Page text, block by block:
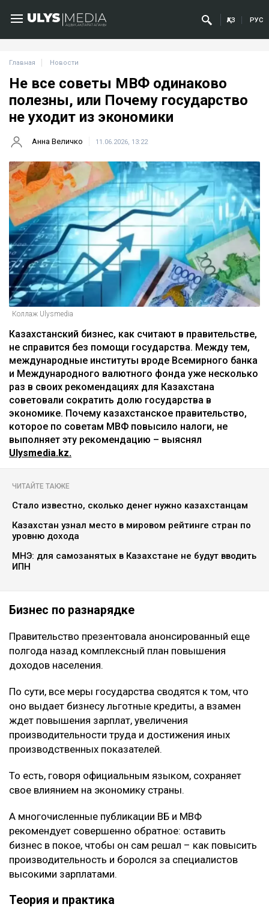
ҚАЗ РУС
Главная Новости
Не все советы МВФ одинаково
полезны, или Почему государство
не уходит из экономики
Анна Величко 11.06.2026, 13:22
Коллаж Ulysmedia
Казахстанский бизнес, как считают в правительстве,
не справится без помощи государства. Между тем,
международные институты вроде Всемирного банка
и Международного валютного фонда уже несколько
раз в своих рекомендациях для Казахстана
советовали сократить долю государства в
экономике. Почему казахстанское правительство,
которое по советам МВФ повысило налоги, не
выполняет эту рекомендацию – выяснял
Ulysmedia.kz.
ЧИТАЙТЕ ТАКЖЕ
Стало известно, сколько денег нужно казахстанцам
Казахстан узнал место в мировом рейтинге стран по
уровню дохода
МНЭ: для самозанятых в Казахстане не будут вводить
ИПН
Бизнес по разнарядке
Правительство презентовала анонсированный еще
полгода назад комплексный план повышения
доходов населения.
По сути, все меры государства сводятся к том, что
оно выдает бизнесу льготные кредиты, а взамен
ждет повышения зарплат, увеличения
производительности труда и достижения иных
производственных показателей.
То есть, говоря официальным языком, сохраняет
свое влиянием на экономику страны.
А многочисленные публикации ВБ и МВФ
рекомендует совершенно обратное: оставить
бизнес в покое, чтобы он сам решал – как повысить
производительность и боролся за специалистов
высокими зарплатами.
Теория и практика